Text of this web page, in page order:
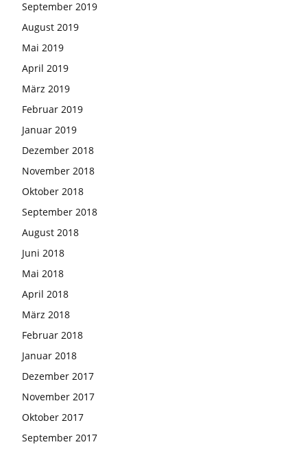
September 2019
August 2019
Mai 2019
April 2019
März 2019
Februar 2019
Januar 2019
Dezember 2018
November 2018
Oktober 2018
September 2018
August 2018
Juni 2018
Mai 2018
April 2018
März 2018
Februar 2018
Januar 2018
Dezember 2017
November 2017
Oktober 2017
September 2017